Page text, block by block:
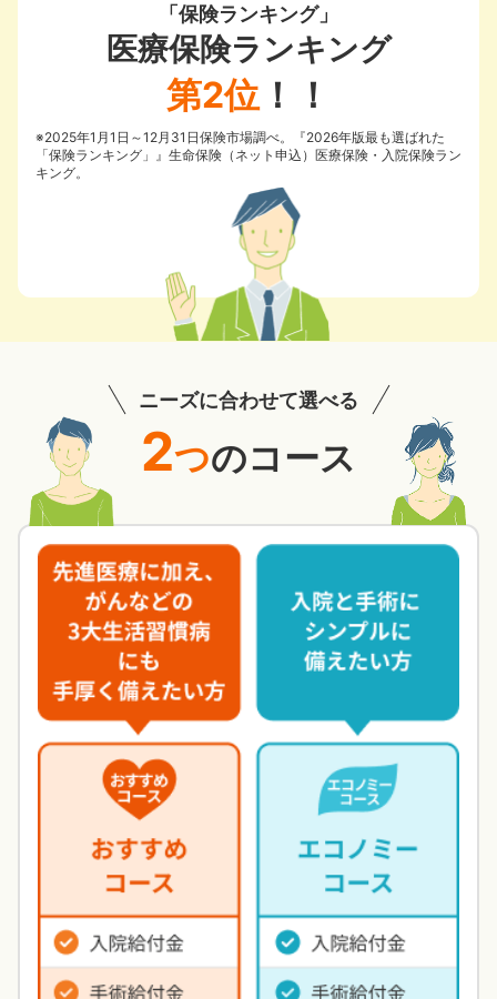
「保険ランキング」
医療保険ランキング
第2位 ！！
※2025年1月1日～12月31日保険市場調べ。『2026年版最も選ばれた
「保険ランキング」』生命保険（ネット申込）医療保険・入院保険ラン
キング。
ニーズに合わせて選べる
2つのコース